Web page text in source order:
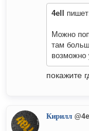
4ell
Можно
там
возможно
покажите
Кирилл @4ell